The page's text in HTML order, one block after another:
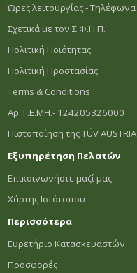
Ώρες λειτουργίας - Τηλέφωνα
Σχετικά με τον Σ.Φ.Η.Π.
Πολιτική Ποιότητας
Πολιτική Προστασίας
Terms & Conditions
Αρ. Γ.Ε.ΜΗ.- 124205326000
Πιστοποίηση της TÜV AUSTRIA
Εξυπηρέτηση Πελατών
Επικοινωνήστε μαζί μας
Χάρτης Ιστότοπου
Περισσότερα
Ευρετήριο Κατασκευαστών
Προσφορές